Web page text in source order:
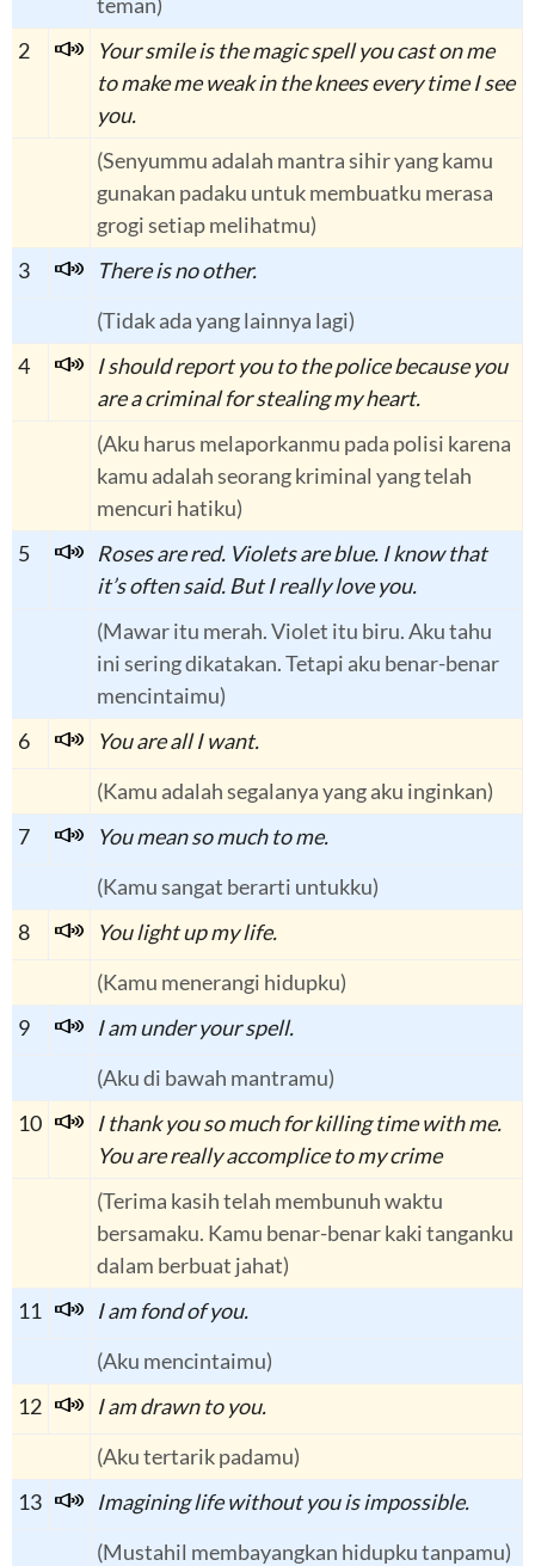
2
Your smile is the magic spell you cast on me
to make me weak in the knees every time I see
you.
(Senyummu adalah mantra sihir yang kamu
gunakan padaku untuk membuatku merasa
grogi setiap melihatmu)
3
There is no other.
(Tidak ada yang lainnya lagi)
4
I should report you to the police because you
are a criminal for stealing my heart.
(Aku harus melaporkanmu pada polisi karena
kamu adalah seorang kriminal yang telah
mencuri hatiku)
5
Roses are red. Violets are blue. I know that
it’s often said. But I really love you.
(Mawar itu merah. Violet itu biru. Aku tahu
ini sering dikatakan. Tetapi aku benar-benar
mencintaimu)
6
You are all I want.
(Kamu adalah segalanya yang aku inginkan)
7
You mean so much to me.
(Kamu sangat berarti untukku)
8
You light up my life.
(Kamu menerangi hidupku)
9
I am under your spell.
(Aku di bawah mantramu)
10
I thank you so much for killing time with me.
You are really accomplice to my crime
(Terima kasih telah membunuh waktu
bersamaku. Kamu benar-benar kaki tanganku
dalam berbuat jahat)
11
I am fond of you.
(Aku mencintaimu)
12
I am drawn to you.
(Aku tertarik padamu)
13
Imagining life without you is impossible.
(Mustahil membayangkan hidupku tanpamu)